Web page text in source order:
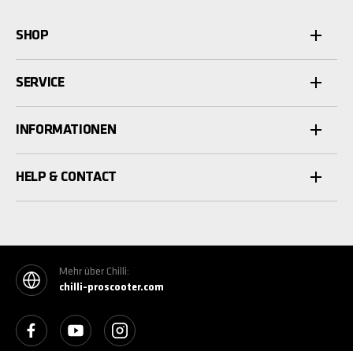
SHOP
SERVICE
INFORMATIONEN
HELP & CONTACT
Mehr über Chilli:
chilli-proscooter.com
See our FacebookSee our YouTube channel
See our Instagram